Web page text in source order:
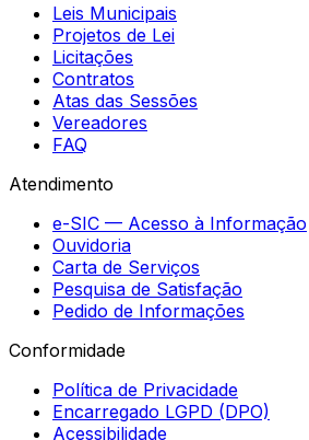
Leis Municipais
Projetos de Lei
Licitações
Contratos
Atas das Sessões
Vereadores
FAQ
Atendimento
e-SIC — Acesso à Informação
Ouvidoria
Carta de Serviços
Pesquisa de Satisfação
Pedido de Informações
Conformidade
Política de Privacidade
Encarregado LGPD (DPO)
Acessibilidade